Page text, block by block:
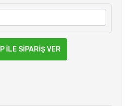
İLE SİPARİŞ VER